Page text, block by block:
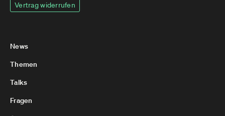
Vertrag widerrufen
News
Themen
Talks
Fragen